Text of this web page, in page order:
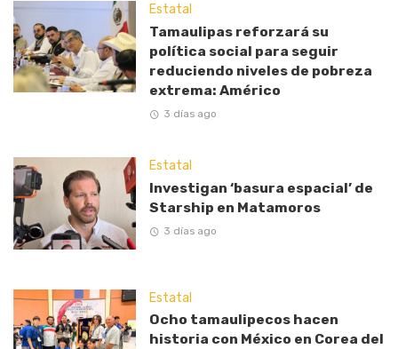
Estatal
Tamaulipas reforzará su
política social para seguir
reduciendo niveles de pobreza
extrema: Américo
3 días ago
Estatal
Investigan ‘basura espacial’ de
Starship en Matamoros
3 días ago
Estatal
Ocho tamaulipecos hacen
historia con México en Corea del